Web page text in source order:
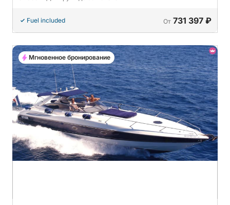
Fuel included От 731 397 ₽
Мгновенное бронирование